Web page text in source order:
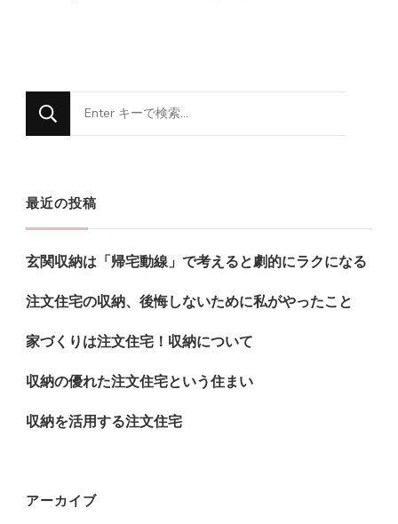
に
探
で
す
?
最近の投稿
玄関収納は「帰宅動線」で考えると劇的にラクになる
注文住宅の収納、後悔しないために私がやったこと
家づくりは注文住宅！収納について
収納の優れた注文住宅という住まい
収納を活用する注文住宅
アーカイブ